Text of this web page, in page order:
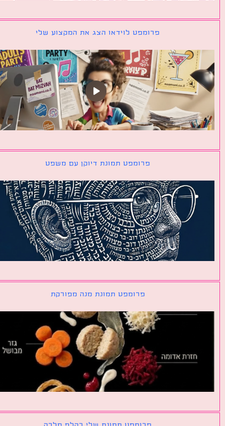
פרומפט לוידאו הצג את המקצוע שלי
פרומפט תמונת דיוקן עם משפט
פרומפט תמונת מנה מפורקת